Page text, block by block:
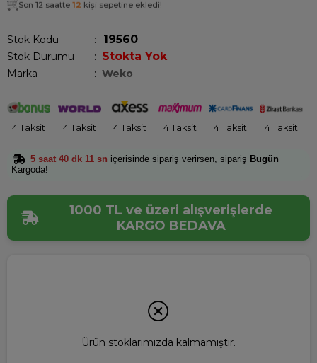
Son 12 saatte 12 kişi sepetine ekledi!
Stok Kodu 19560
Stok Durumu : Stokta Yok
Marka : Weko
4 Taksit 4 Taksit 4 Taksit 4 Taksit 4 Taksit 4 Taksit
5 saat 40 dk 11 sn içerisinde sipariş verirsen, sipariş Bugün
Kargoda!
1000 TL ve üzeri alışverişlerde
KARGO BEDAVA
Ürün stoklarımızda kalmamıştır.